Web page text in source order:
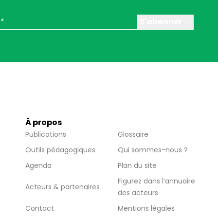
À propos
Publications
Glossaire
Outils pédagogiques
Qui sommes-nous ?
Agenda
Plan du site
Acteurs & partenaires
Figurez dans l’annuaire
des acteurs
Contact
Mentions légales